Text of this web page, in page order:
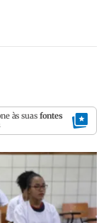
às suas fontes